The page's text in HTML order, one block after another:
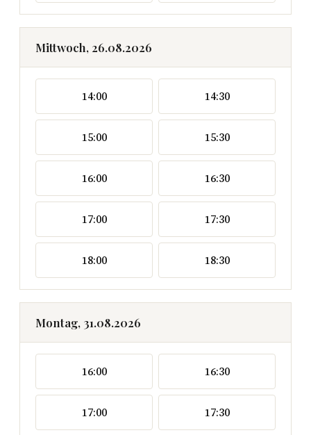
Mittwoch, 26.08.2026
14:00 14:30
15:00 15:30
16:00 16:30
17:00 17:30
18:00 18:30
Montag, 31.08.2026
16:00 16:30
17:00 17:30